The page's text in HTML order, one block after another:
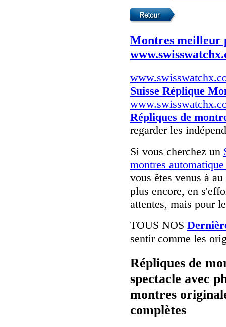
Montres meilleur
Suisse Réplique
Répliques de
regarder les
Si vous cherchez un
montres
vous êtes venus à
plus encore, en
attentes, mais pour
TOUS NOS
sentir comme les
Répliques de
spectacle avec
montres
complètes